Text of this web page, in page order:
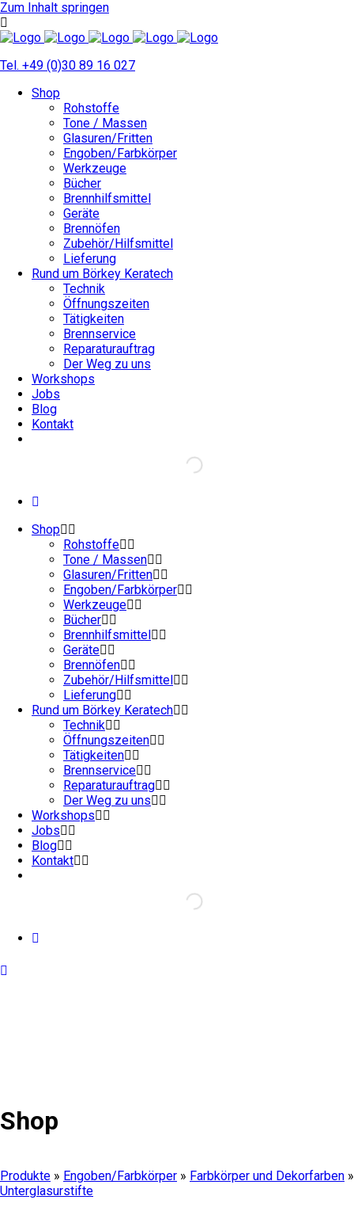
Zum Inhalt springen
Tel. +49 (0)30 89 16 027
Shop
Rohstoffe
Tone / Massen
Glasuren/Fritten
Engoben/Farbkörper
Werkzeuge
Bücher
Brennhilfsmittel
Geräte
Brennöfen
Zubehör/Hilfsmittel
Lieferung
Rund um Börkey Keratech
Technik
Öffnungszeiten
Tätigkeiten
Brennservice
Reparaturauftrag
Der Weg zu uns
Workshops
Jobs
Blog
Kontakt
Shop
Rohstoffe
Tone / Massen
Glasuren/Fritten
Engoben/Farbkörper
Werkzeuge
Bücher
Brennhilfsmittel
Geräte
Brennöfen
Zubehör/Hilfsmittel
Lieferung
Rund um Börkey Keratech
Technik
Öffnungszeiten
Tätigkeiten
Brennservice
Reparaturauftrag
Der Weg zu uns
Workshops
Jobs
Blog
Kontakt
Shop
Produkte » Engoben/Farbkörper » Farbkörper und Dekorfarben »
Unterglasurstifte